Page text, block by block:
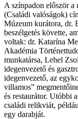
A színpadon először a
(Családi valóságok)
Múzeum kurátora, dr.
beszélgetés követte,
voltak: dr. Katarína
Akadémia
munkatársa, Lehel
idegenvezető és
idegenvezető, az
villamos”
és restaurátor. Utóbbi
családi relikviát,
egy darabját.